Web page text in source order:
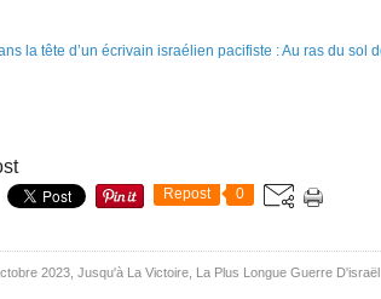
Repost 0
2023 Jusqu'à La Victoire, La Plus Longue Guerre D'israël